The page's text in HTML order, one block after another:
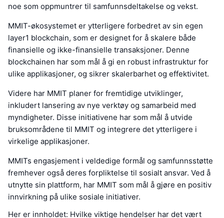
noe som oppmuntrer til samfunnsdeltakelse og vekst.
MMIT-økosystemet er ytterligere forbedret av sin egen
layer1 blockchain, som er designet for å skalere både
finansielle og ikke-finansielle transaksjoner. Denne
blockchainen har som mål å gi en robust infrastruktur for
ulike applikasjoner, og sikrer skalerbarhet og effektivitet.
Videre har MMIT planer for fremtidige utviklinger,
inkludert lansering av nye verktøy og samarbeid med
myndigheter. Disse initiativene har som mål å utvide
bruksområdene til MMIT og integrere det ytterligere i
virkelige applikasjoner.
MMITs engasjement i veldedige formål og samfunnsstøtte
fremhever også deres forpliktelse til sosialt ansvar. Ved å
utnytte sin plattform, har MMIT som mål å gjøre en positiv
innvirkning på ulike sosiale initiativer.
Her er innholdet: Hvilke viktige hendelser har det vært